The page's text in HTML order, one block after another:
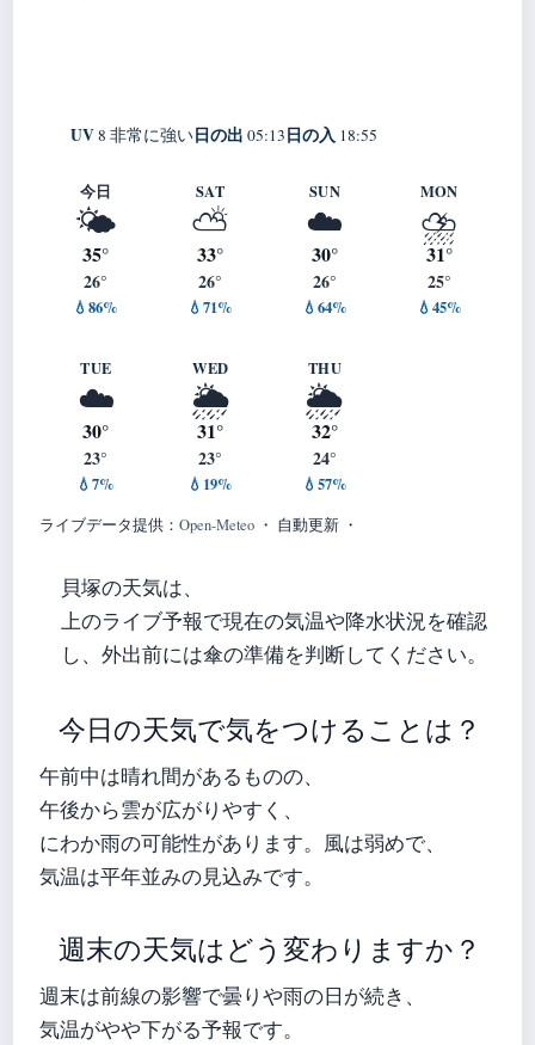
UV8 非常に強い日の出 05:13日の入 18:55
今日
🌤️
35°
26°
💧86%
SAT
⛅
33°
26°
💧71%
SUN
☁️
30°
26°
💧64%
MON
⛈️
31°
25°
💧45%
TUE
☁️
30°
23°
💧7%
WED
🌦️
31°
23°
💧19%
THU
🌦️
32°
24°
💧57%
ライブデータ提供： Open-Meteo ・ 自動更新 ・
貝塚の天気は、
上のライブ予報で現在の気温や降水状況を確認
し、外出前には傘の準備を判断してください。
今日の天気で気をつけることは？
午前中は晴れ間があるものの、
午後から雲が広がりやすく、
にわか雨の可能性があります。風は弱めで、
気温は平年並みの見込みです。
週末の天気はどう変わりますか？
週末は前線の影響で曇りや雨の日が続き、
気温がやや下がる予報です。